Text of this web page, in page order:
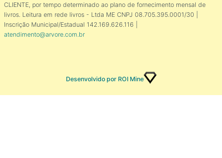
CLIENTE, por tempo determinado ao plano de fornecimento mensal de
livros. Leitura em rede livros - Ltda ME CNPJ 08.705.395.0001/30 |
Inscrição Municipal/Estadual 142.169.626.116 |
atendimento@arvore.com.br
Desenvolvido por ROI Mine